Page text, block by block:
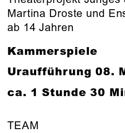
Martina Droste und
ab 14 Jahren
Kammerspiele
Uraufführung 08.
ca. 1 Stunde 30
TEAM